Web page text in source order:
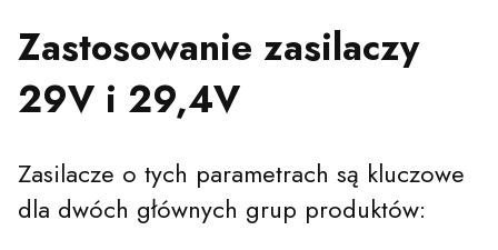
Zastosowanie zasilaczy
29V i 29,4V
Zasilacze o tych parametrach są kluczowe
dla dwóch głównych grup produktów: